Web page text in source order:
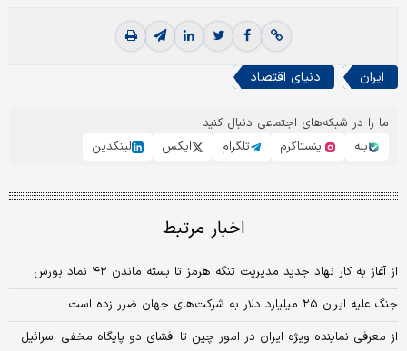
ایران دنیای اقتصاد
ما را در شبکه‌های اجتماعی دنبال کنید
بله
اینستاگرم تلگرام ایکس لینکدین
اخبار مرتبط
از آغاز به کار نهاد جدید مدیریت تنگه هرمز تا بسته ماندن ۴۲ نماد بورس
جنگ علیه ایران ۲۵ میلیارد دلار به شرکت‌های جهان ضرر زده است
از معرفی نماینده ویژه ایران در امور چین تا افشای دو پایگاه مخفی اسرائیل